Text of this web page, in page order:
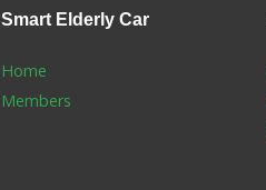
Smart Elderly Car
Home
Members